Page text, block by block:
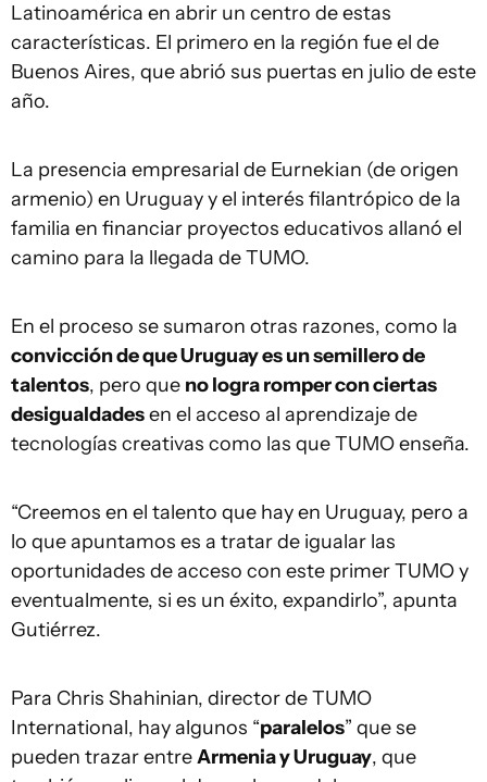
Latinoamérica en abrir un centro de estas
características. El primero en la región fue el de
Buenos Aires, que abrió sus puertas en julio de este
año.
La presencia empresarial de Eurnekian (de origen
armenio) en Uruguay y el interés filantrópico de la
familia en financiar proyectos educativos allanó el
camino para la llegada de TUMO.
En el proceso se sumaron otras razones, como la
convicción de que Uruguay es un semillero de
talentos, pero que no logra romper con ciertas
desigualdadesen el acceso al aprendizaje de
tecnologías creativas como las que TUMO enseña.
“Creemos en el talento que hay en Uruguay, pero a
lo que apuntamos es a tratar de igualar las
oportunidades de acceso con este primer TUMO y
eventualmente, si es un éxito, expandirlo”, apunta
Gutiérrez.
Para Chris Shahinian, director de TUMO
International, hay algunos “paralelos” que se
pueden trazar entreArmenia y Uruguay, que